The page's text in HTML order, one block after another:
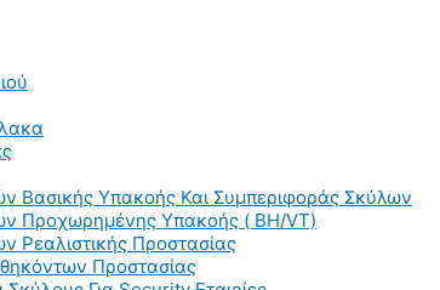
Βασικής Υπακοής Και Συμπεριφοράς Σκύλων
Προχωρημένης Υπακοής ( BH/VT)
Ρεαλιστικής Προστασίας
Προστασίας